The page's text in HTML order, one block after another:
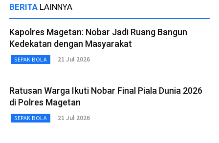
BERITA LAINNYA
Kapolres Magetan: Nobar Jadi Ruang Bangun
Kedekatan dengan Masyarakat
SEPAK BOLA 21 Jul 2026
Ratusan Warga Ikuti Nobar Final Piala Dunia 2026
di Polres Magetan
SEPAK BOLA 21 Jul 2026